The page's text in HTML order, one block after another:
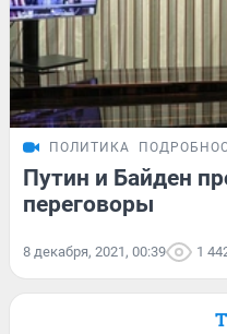
ПОЛИТИКА
Путин и Байден
переговоры
8 декабря, 2021, 00:39 1